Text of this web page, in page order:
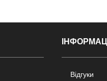
Відгуки